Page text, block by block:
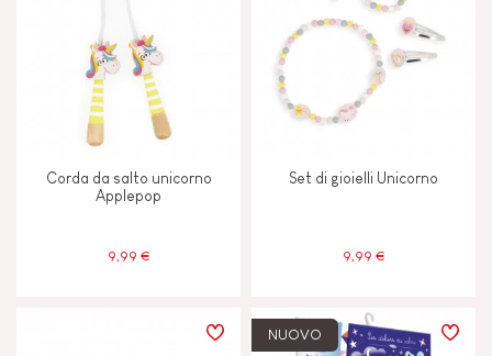
Corda da salto unicorno
Applepop
9,99 €
Set di gioielli Unicorno
9,99 €
NUOVO